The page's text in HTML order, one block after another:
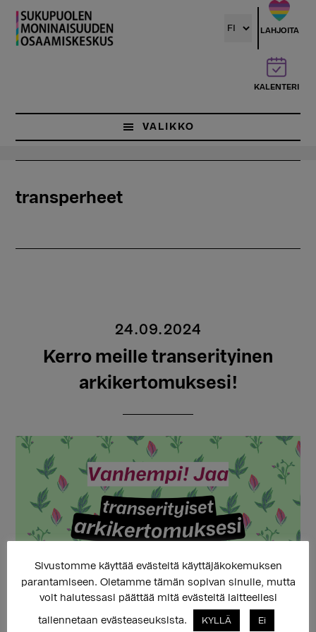
Hyppää
pääsisältöön
LAHJOITA
KALENTERI
VALIKKO
transperheet
24.09.2024
Kerro meille transerityinen
arkikertomuksesi!
Vanhempi: Kiitos kun jaat transerityisen
Tarinoiden tarkoituksena on
antaa vanhemmille arkiesimerkkejä ja hyviä vinkkejä,
Sivustomme käyttää evästeitä käyttäjäkokemuksen
parantamiseen. Oletamme tämän sopivan sinulle, mutta
voit halutessasi päättää mitä evästeitä laitteellesi
tallennetaan evästeaseuksista. KYLLÄ Ei